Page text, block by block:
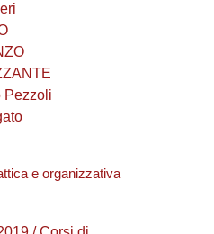
Pezzoli
e organizzativa